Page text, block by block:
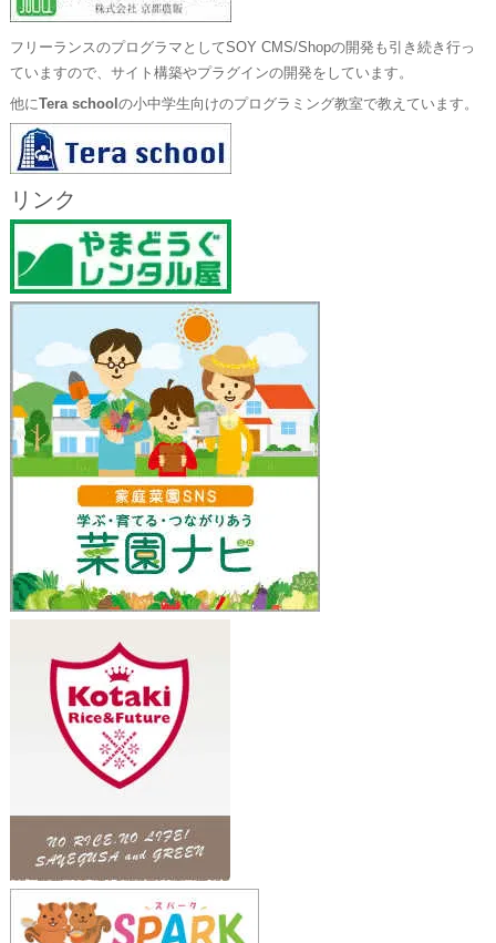
フリーランスのプログラマとしてSOY CMS/Shopの開発も引き続き行っ
ていますので、サイト構築やプラグインの開発をしています。
他にTera school の小中学生向けのプログラミング教室で教えています。
リンク